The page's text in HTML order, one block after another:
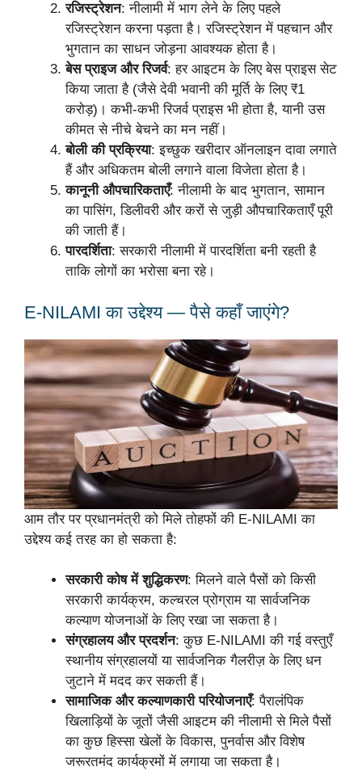
रजिस्ट्रेशन: नीलामी में भाग लेने के लिए पहले
रजिस्ट्रेशन करना पड़ता है। रजिस्ट्रेशन में पहचान और
भुगतान का साधन जोड़ना आवश्यक होता है।
बेस प्राइज और रिजर्व: हर आइटम के लिए बेस प्राइस सेट
किया जाता है (जैसे देवी भवानी की मूर्ति के लिए ₹1
करोड़)। कभी-कभी रिजर्व प्राइस भी होता है, यानी उस
कीमत से नीचे बेचने का मन नहीं।
बोली की प्रक्रिया: इच्छुक खरीदार ऑनलाइन दावा लगाते
हैं और अधिकतम बोली लगाने वाला विजेता होता है।
कानूनी औपचारिकताएँ: नीलामी के बाद भुगतान, सामान
का पासिंग, डिलीवरी और करों से जुड़ी औपचारिकताएँ पूरी
की जाती हैं।
पारदर्शिता: सरकारी नीलामी में पारदर्शिता बनी रहती है
ताकि लोगों का भरोसा बना रहे।
E-NILAMI का उद्देश्य — पैसे कहाँ जाएंगे?
आम तौर पर प्रधानमंत्री को मिले तोहफों की E-NILAMI का
उद्देश्य कई तरह का हो सकता है:
सरकारी कोष में शुद्धिकरण: मिलने वाले पैसों को किसी
सरकारी कार्यक्रम, कल्चरल प्रोग्राम या सार्वजनिक
कल्याण योजनाओं के लिए रखा जा सकता है।
संग्रहालय और प्रदर्शन: कुछ E-NILAMI की गई वस्तुएँ
स्थानीय संग्रहालयों या सार्वजनिक गैलरीज़ के लिए धन
जुटाने में मदद कर सकती हैं।
सामाजिक और कल्याणकारी परियोजनाएँ: पैरालंपिक
खिलाड़ियों के जूतों जैसी आइटम की नीलामी से मिले पैसों
का कुछ हिस्सा खेलों के विकास, पुनर्वास और विशेष
जरूरतमंद कार्यक्रमों में लगाया जा सकता है।